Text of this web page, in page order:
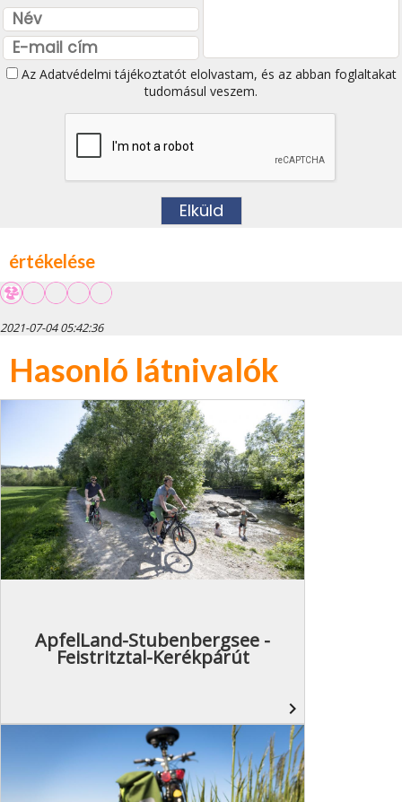
Az Adatvédelmi tájékoztatótelolvastam, és az abban foglaltakat
tudomásul veszem.
értékelése
2021-07-04 05:42:36
Hasonló látnivalók
ApfelLand-Stubenbergsee -
Feistritztal-Kerékpárút
navigate_next